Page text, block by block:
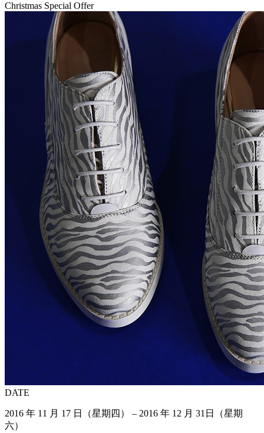
Christmas Special Offer
DATE
2016 年 11 月 17 日（星期四） – 2016 年 12 月 31日（星期
六）